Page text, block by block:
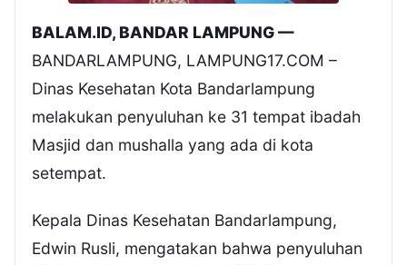
BALAM.ID, BANDAR LAMPUNG —
BANDARLAMPUNG, LAMPUNG17.COM –
Dinas Kesehatan Kota Bandarlampung
melakukan penyuluhan ke 31 tempat ibadah
Masjid dan mushalla yang ada di kota
setempat.
Kepala Dinas Kesehatan Bandarlampung,
Edwin Rusli, mengatakan bahwa penyuluhan